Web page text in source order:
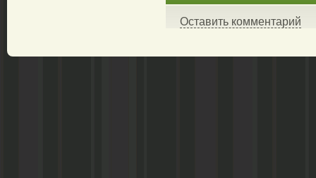
Оставить комментарий